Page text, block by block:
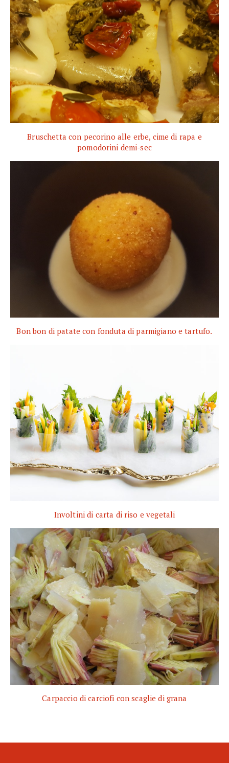
Bruschetta con pecorino alle erbe, cime di rapa e
pomodorini demi-sec
Bon bon di patate con fonduta di parmigiano e tartufo.
Involtini di carta di riso e vegetali
Carpaccio di carciofi con scaglie di grana